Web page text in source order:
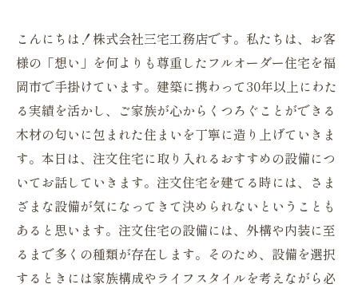
こんにちは！株式会社三宅工務店です。私たちは、お客
様の「想い」を何よりも尊重したフルオーダー住宅を福
岡市で手掛けています。建築に携わって30年以上にわた
る実績を活かし、ご家族が心からくつろぐことができる
木材の匂いに包まれた住まいを丁寧に造り上げていきま
す。本日は、注文住宅に取り入れるおすすめの設備につ
いてお話していきます。注文住宅を建てる時には、さま
ざまな設備が気になってきて決められないということも
あると思います。注文住宅の設備には、外構や内装に至
るまで多くの種類が存在します。そのため、設備を選択
するときには家族構成やライフスタイルを考えながら必